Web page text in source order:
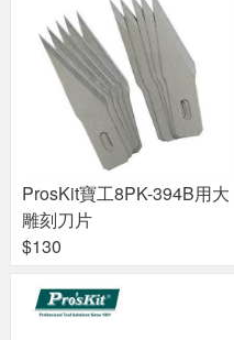
ProsKit寶工8PK-394B用大
雕刻刀片
$130